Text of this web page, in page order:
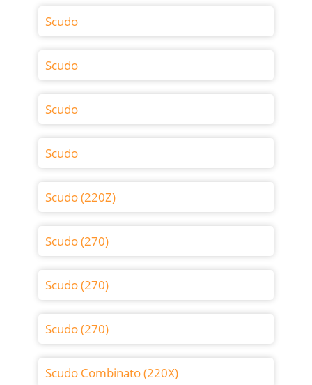
Scudo
Scudo
Scudo
Scudo
Scudo (220Z)
Scudo (270)
Scudo (270)
Scudo (270)
Scudo Combinato (220X)